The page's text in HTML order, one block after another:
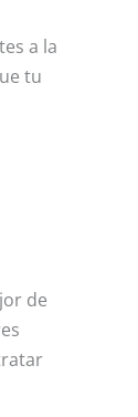
a la
tu
de